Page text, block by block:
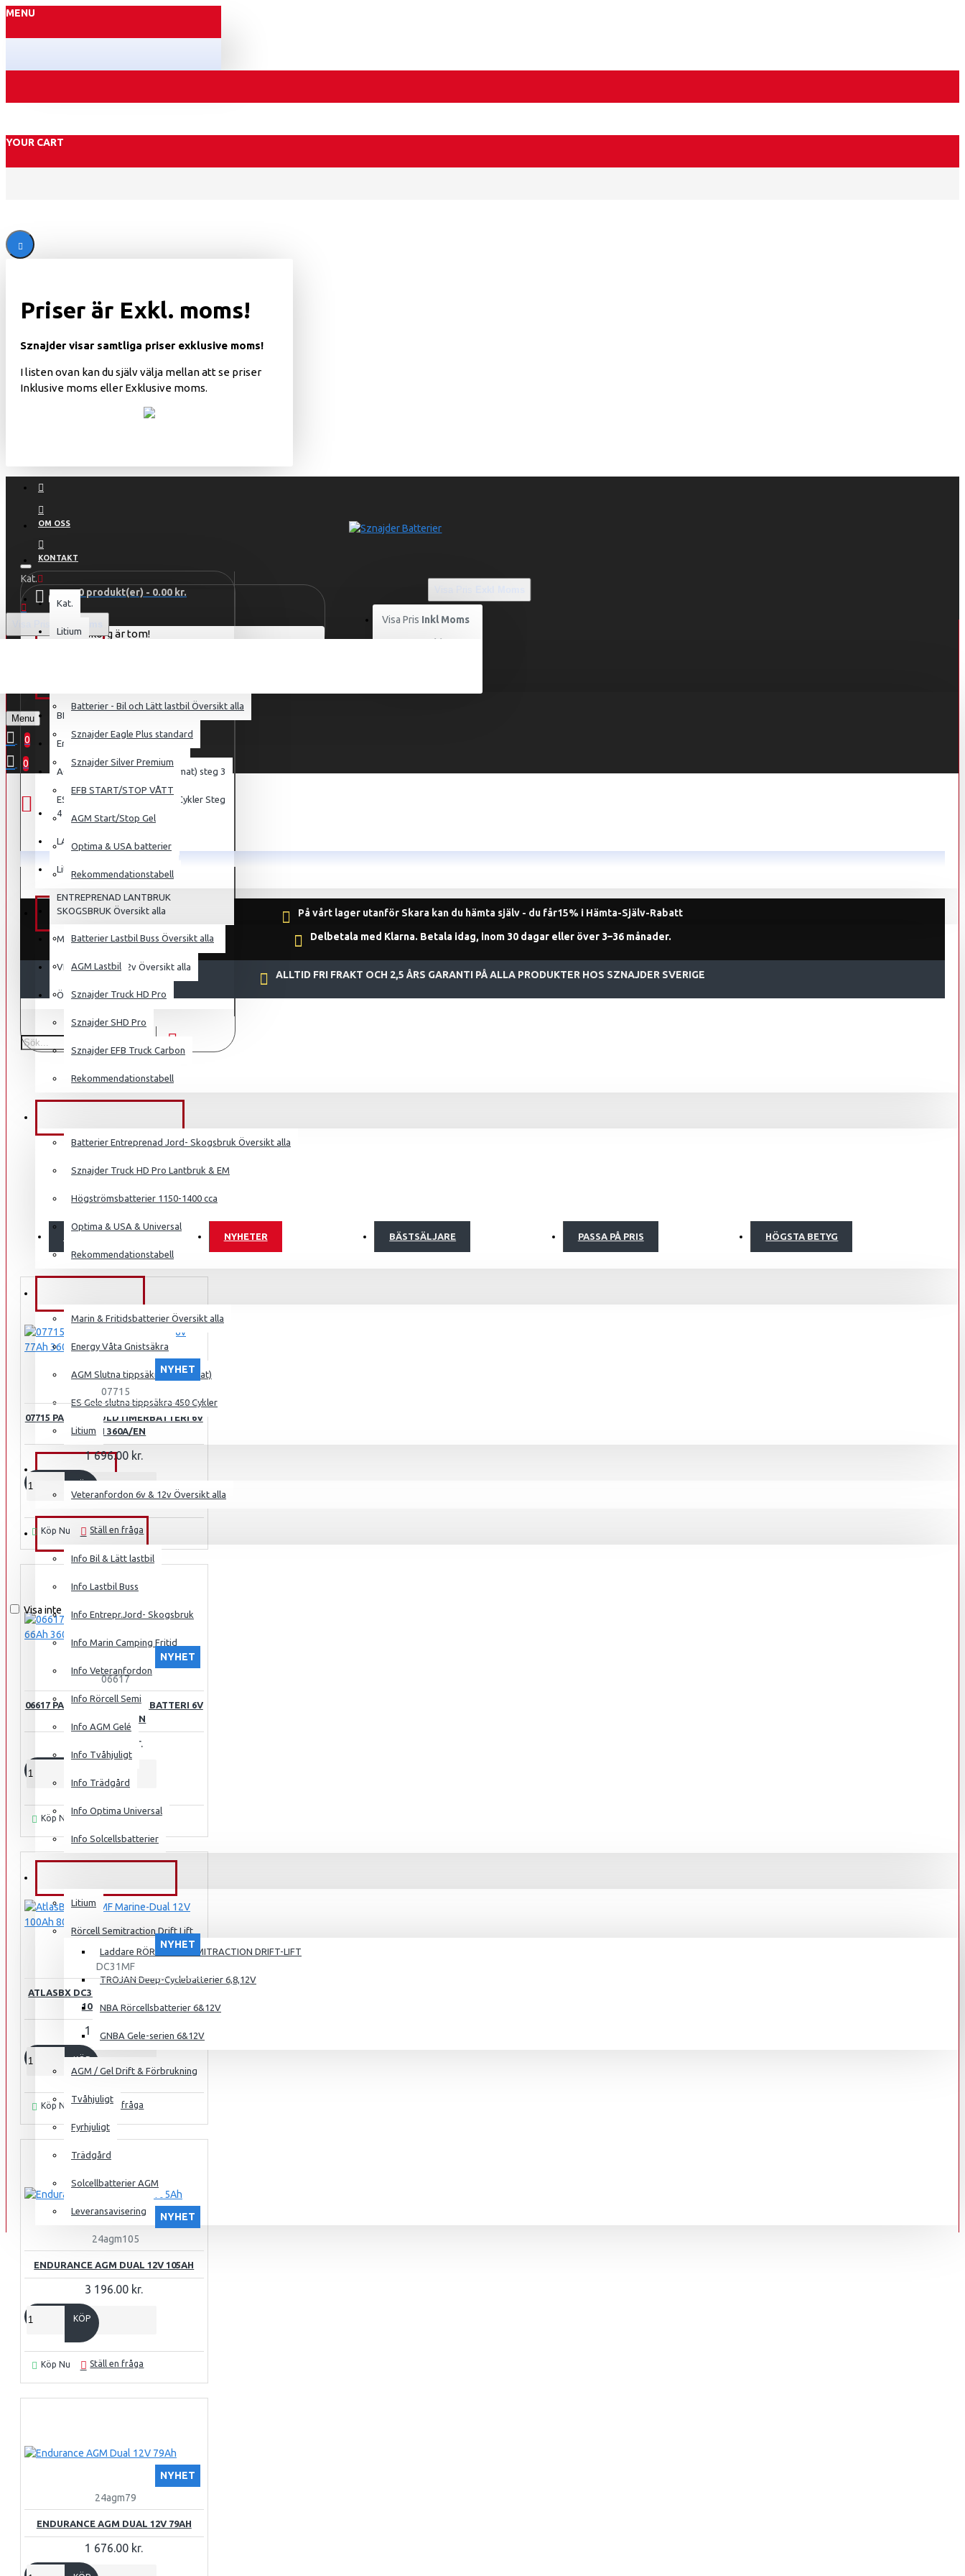
MENU
YOUR CART
Priser är Exkl. moms!
Sznajder visar samtliga priser exklusive moms!
I listen ovan kan du själv välja mellan att se priser
Inklusive moms eller Exklusive moms.
Visa inte detta meddelande igen !
OM OSS
KONTAKT
Visa Pris Inkl Moms
Exkl Moms
Kat.
Kat.
Litium
BIL LÄTT LASTBIL Översikt alla
Energy Våta gnistsäkra Steg 2
AGM Slutna tippsäkra (Glass mat) steg 3
ES Gele slutna tippsäkra 450 Cykler Steg
4
LASTBIL BUSS Översikt alla
Litium
ENTREPRENAD LANTBRUK
SKOGSBRUK Översikt alla
Marin och Fritidsbatteri Steg 1, 2 och 3
VETERAN 6v & 12v Översikt alla
ÖVRIGT
0 produkt(er) - 0.00 kr.
Din varukorg är tom!
MENU
Batterier - Bil och Lätt lastbil Översikt alla
Sznajder Eagle Plus standard
Sznajder Silver Premium
EFB START/STOP VÅTT
AGM Start/Stop Gel
Optima & USA batterier
Rekommendationstabell
LASTBIL BUSS
Batterier Lastbil Buss Översikt alla
AGM Lastbil
Sznajder Truck HD Pro
Sznajder SHD Pro
Sznajder EFB Truck Carbon
Rekommendationstabell
Batterier Entreprenad Jord- Skogsbruk Översikt alla
Sznajder Truck HD Pro Lantbruk & EM
Högströmsbatterier 1150-1400 cca
Optima & USA & Universal
Rekommendationstabell
Marin & Fritidsbatterier Översikt alla
Energy Våta Gnistsäkra
AGM Slutna tippsäkra (Glass mat)
ES Gele slutna tippsäkra 450 Cykler
Litium
VETERAN
Veteranfordon 6v & 12v Översikt alla
PRODUKTINFO
Info Bil & Lätt lastbil
Info Lastbil Buss
Info Entrepr.Jord- Skogsbruk
Info Marin Camping Fritid
Info Veteranfordon
Info Rörcell Semi
Info AGM Gelé
Info Tvåhjuligt
Info Trädgård
Info Optima Universal
Info Solcellsbatterier
Litium
Rörcell Semitraction Drift Lift
Laddare RÖRCELL & SEMITRACTION DRIFT-LIFT
TROJAN Deep-Cyclebatterier 6,8,12V
NBA Rörcellsbatterier 6&12V
GNBA Gele-serien 6&12V
AGM / Gel Drift & Förbrukning
Tvåhjuligt
Fyrhjuligt
Trädgård
Solcellbatterier AGM
Leveransavisering
Menu
0
0
På vårt lager utanför Skara kan du hämta själv - du får15% i Hämta-Själv-Rabatt
Delbetala med Klarna. Betala idag, inom 30 dagar eller över 3–36 månader.
ALLTID FRI FRAKT OCH 2,5 ÅRS GARANTI PÅ ALLA PRODUKTER HOS SZNAJDER SVERIGE
NYHETER BÄSTSÄLJARE PASSA PÅ PRIS HÖGSTA BETYG
NYHET
07715
07715 PANTHER OLDTIMERBATTERI 6V
77AH 360A/EN
1 696.00 kr.
Köp Nu Ställ en fråga
NYHET
06617
06617 PANTHER OLDTIMERBATTERI 6V
66AH 360A/EN
1 596.00 kr.
Köp Nu Ställ en fråga
NYHET
DC31MF
ATLASBX DC31MF MARINE-DUAL 12V
100AH 800CCA
1 516.00 kr.
KÖP
Köp Nu Ställ en fråga
NYHET
24agm105
ENDURANCE AGM DUAL 12V 105AH
3 196.00 kr.
KÖP
Köp Nu Ställ en fråga
NYHET
24agm79
ENDURANCE AGM DUAL 12V 79AH
1 676.00 kr.